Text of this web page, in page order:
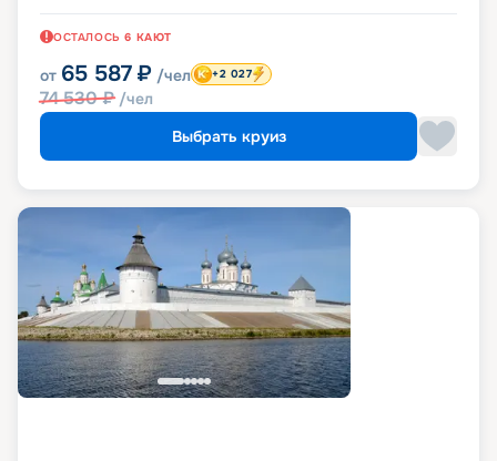
ОСТАЛОСЬ 6 КАЮТ
от 65 587 ₽ /чел
74 530₽ /чел
+2 027
Выбрать круиз